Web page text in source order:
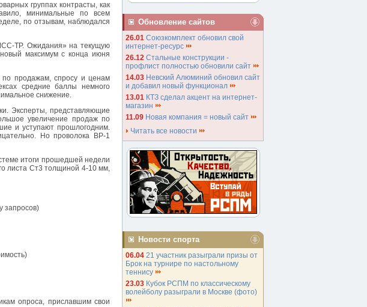
группах контрасты, как
минимальные по всем
по отзывам, наблюдался
ТР. Ожидания» на текущую
максимум с конца июня
продажам, спросу и ценам
средние баллы немного
снижение.
Эксперты, представляющие
увеличение продаж по
и уступают прошлогодним.
Но проволока ВР-1
итоги прошедшей недели
листа Ст3 толщиной 4-10 мм,
запросов)
опроса, приславшим свои
Обновление сайтов
26.01 Союзкомплект обновил свой
интернет-ресурс
26.12 Стальные конструкции -
профлист полностью обновили сайт
14.03 Невский Алюминий обновил сайт
и добавил новый функционал
13.01 КТЗ сделал акцент на интернет-
магазин
11.09 Новая компания = новый сайт
Читать все новости
Новости спорта
06.04 21 участник разыграли призы от
Брок на турнире по настольному
теннису
23.03 Кубок РСПМ по классическому
волейболу разыграли в Москве (фото)